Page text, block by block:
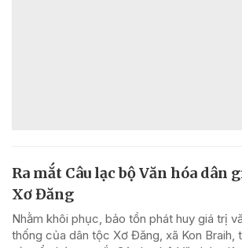
Ra mắt Câu lạc bộ Văn hóa dân
Xơ Đăng
Nhằm khôi phục, bảo tồn phát huy giá trị
thống của dân tộc Xơ Đăng, xã Kon Braih,